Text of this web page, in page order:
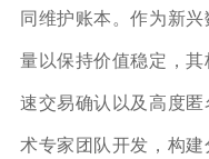
同维护账本。作为新
量以保持价值稳定，
速交易确认以及高度
术专家团队开发，构